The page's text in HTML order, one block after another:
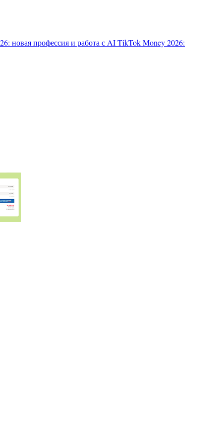
новая профессия и работа с AITikTok Money 2026: